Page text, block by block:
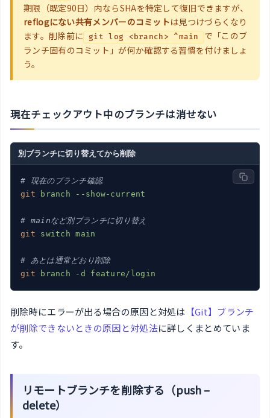
期限（既定90日）内ならSHAを特定して復旧できますが、
reflogにない共有メンバーのコミットは見つけづらくなり
ます。削除前に
git log <branch> ^main
で「このブ
ランチ固有のコミット」が何か確認する習慣を付けましょ
う。
現在チェックアウト中のブランチは消せない
別ブランチに切り替えてから削除
# 現在のブランチ確認
git
branch --show-current
# mainなど別ブランチに切り替え
git
switch main
# あとは通常どおり削除
git
branch -d feature/login
削除時にエラーが出る場合の原因と対処は 【Git】ブランチ
が削除できないときの原因と対処法に詳しくまとめていま
す。
リモートブランチを削除する（push –
delete）